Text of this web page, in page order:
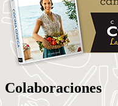
Colaboraciones